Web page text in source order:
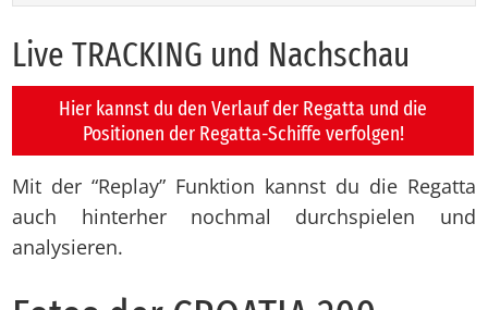
Live TRACKING und Nach­schau
Hier kannst du den Verlauf der Regatta und die
Positionen der Regatta-Schiffe verfolgen!
Mit der “Replay” Funktion kannst du die Regatta
auch hinterher nochmal durchspielen und
analysieren.